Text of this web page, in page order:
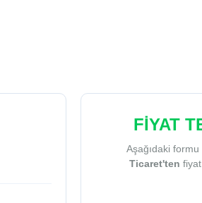
FİYAT
Aşağıdaki
Ticaret'ten